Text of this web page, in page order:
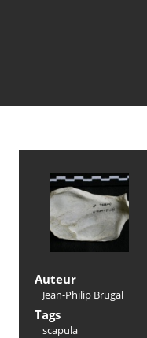
Auteur
Jean-Philip Brugal
Tags
scapula